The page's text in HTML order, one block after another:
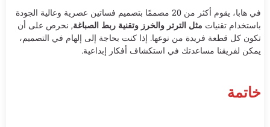
في هابا، يقوم أكثر من 20 مصممًا بتصميم فساتين عصرية وعالية الجودة
باستخدام تقنيات مثل الترتر والخرز وتقنية ربط الصباغة, نحرص على أن
تكون كل قطعة فريدة من نوعها. إذا كنت بحاجة إلى إلهام في التصميم،
يمكن لفريقنا مساعدتك في استكشاف أفكار إبداعية.
خاتمة